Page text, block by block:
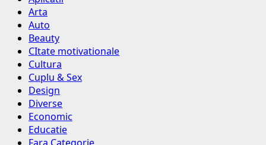
Arta
Auto
Beauty
CItate motivationale
Cultura
Cuplu & Sex
Design
Diverse
Economic
Educatie